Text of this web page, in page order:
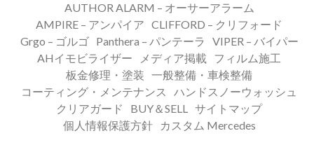
AUTHOR ALARM – オーサーアラーム
AMPIRE – アンパイア CLIFFORD – クリフォード
Grgo – ゴルゴ
Panthera – パンテーラ
VIPER – バイパー
AHイモビライザー
メディア掲載
フィルム施工
板金修理・塗装 一般整備・車検整備
コーティング・メンテナンス
ハンドスノーウォッシュ
クリアガード
BUY＆SELL サイトマップ
個人情報保護方針
カスタム Mercedes